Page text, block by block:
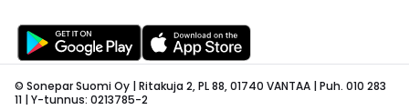
© Sonepar Suomi Oy | Ritakuja 2, PL 88, 01740 VANTAA | Puh. 010 283
11 | Y-tunnus: 0213785-2